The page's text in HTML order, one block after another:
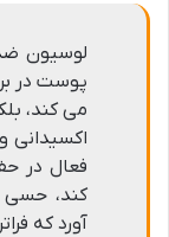
پوست در
می کند،
فعال در
کند، حسی
آورد که